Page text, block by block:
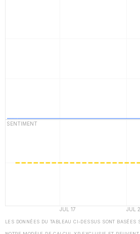
LES DONNÉES DU TABLEAU CI-DESSUS SONT BASÉES